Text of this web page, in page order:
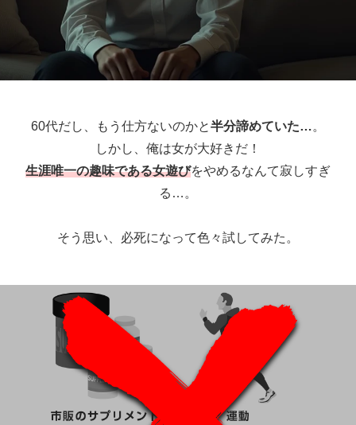
60代だし、もう仕方ないのかと半分諦めていた…。
しかし、俺は女が大好きだ！
生涯唯一の趣味である女遊びをやめるなんて寂しすぎ
る…。
そう思い、必死になって色々試してみた。